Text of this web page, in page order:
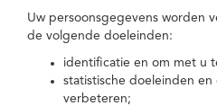
Uw persoonsgegevens worden
de volgende doeleinden:
identificatie en om met u
statistische doeleinden
verbeteren;